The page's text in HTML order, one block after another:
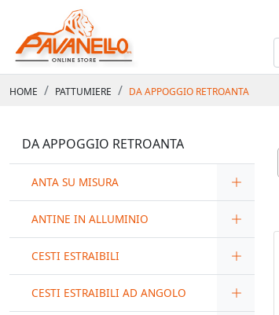
HOME PATTUMIERE DA APPOGGIO RETROANTA
DA APPOGGIO RETROANTA
ANTA SU MISURA
ANTINE IN ALLUMINIO
CESTI ESTRAIBILI
CESTI ESTRAIBILI AD ANGOLO